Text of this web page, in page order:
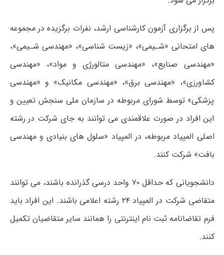
پس از برگزاری آزمون کارشناسی ارشد، نفرات برگزیده در مجموعه
های امتحانی «شـیمی»، «زیست شناسی»، «مهندسی شـیمی»،
«مهندسی صنایع»، «مهندسی متالورژی و مواد»، «مهندسی
کشاورزی»، «مهندسی برق»، «مهندسی مکانیک» و «مهندسی
پزشکی» توسط شورای مربوطه در سازمان ملی سنجش تعیین و
این افراد در صورت علاقمندی می توانند به جای شرکت در رشته
اصلی المپیاد مربوطه، در المپیاد «سلول های بنیادی و مهندسی
بافت» شرکت کنند.
دانشجویانی که حداقل ۷۰ واحد درسی گذرانده باشند، می توانند
متقاضی شرکت در المپیاد ۲۴ رشته اعلامی باشند. این افراد باید
فرم تقاضانامه ثبت نام اینترنتی را همانند سایر متقاضیان تکمیل
کنند.